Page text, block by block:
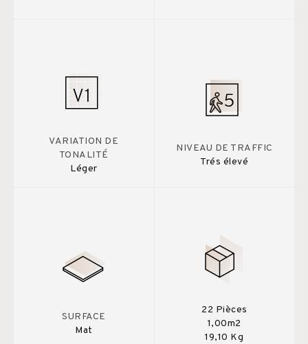
VARIATION DE
TONALITÉ
Léger
NIVEAU DE TRAFFIC
Trés élevé
SURFACE
Mat
22 Pièces
1,00m2
19,10 Kg